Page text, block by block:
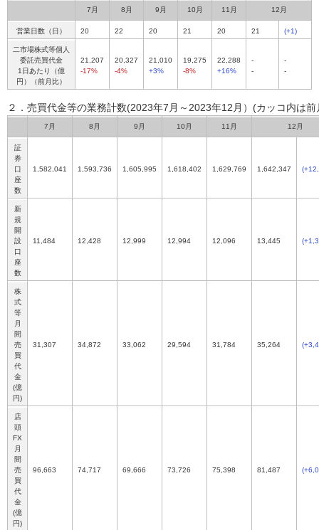
7月 8月 9月 10月 11月 12月
営業日数（日） 20 22 20 21 20 21 (+1)
二市場株式等個人
委託売買代金
1日あたり（億
円）（前月比）
21,207
-17%
20,327
-4%
21,010
+3%
19,275
-8%
22,288
+16%
-
-
-
-
２．売買代金等の業務計数(2023年7月～2023年12月） (カッコ内は前
7月 8月 9月 10月 11月 12月
証
券
口
座
数
1,582,041 1,593,736 1,605,995 1,618,402 1,629,769 1,642,347
新
規
開
設
口
座
数
11,484 12,428 12,999 12,994 12,096 13,445
株
式
等
月
間
売
買
代
金
(億
円)
31,307 34,872 33,062 29,594 31,784 35,264
店
頭
FX
月
間
売
買
代
金
(億
円)
96,663 74,717 69,666 73,726 75,398 81,487